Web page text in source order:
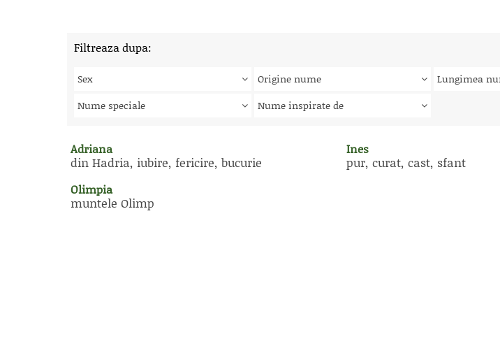
Filtreaza dupa:
Sex Origine nume
Lungimea
Nume speciale
Nume inspirate de
Adriana
din Hadria, iubire, fericire, bucurie
Ines
pur, curat, cast, sfant
Olimpia
muntele Olimp